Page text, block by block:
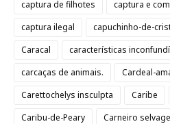
captura de filhotes
captura e
captura ilegal
capuchinho-de-
Caracal
características
carcaças de animais.
Cardeal-
Carettochelys insculpta
Caribe
Caribu-de-Peary
Carneiro